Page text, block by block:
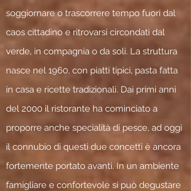
soggiornare o trascorrere tempo fuori dal
caos cittadino e ritrovarsi circondati dal
verde, in compagnia o da soli. La struttura
nasce nel 1960, con piatti tipici, pasta fatta
in casa e ricette tradizionali. Dai primi anni
del 2000 il ristorante ha cominciato a
proporre anche specialità di pesce, ad oggi
il connubio di questi due concetti è ancora
fortemente portato avanti. In un ambiente
famigliare e confortevole si può degustare